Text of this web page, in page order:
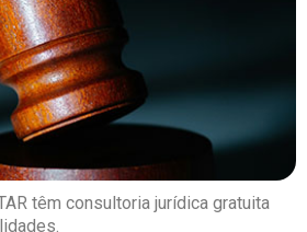
têm consultoria jurídica gratuita